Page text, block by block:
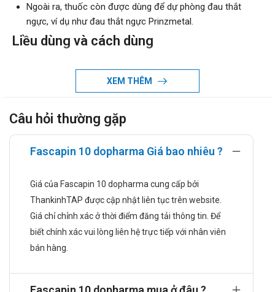
Ngoài ra, thuốc còn được dùng để dự phòng đau thắt
ngực, ví dụ như đau thắt ngực Prinzmetal.
Liều dùng và cách dùng
Đau thắt ngực: Uống 10mg/lần (½ viên) x 3 lần/ngày.
Trong đau thắt ngực Prinzmetal: Uống 10mg/lần (½
viên) x 4 lần/ngày trong đó một lần vào lúc chuẩn bị đi
ngủ.
Cao huyết áp: Uống 10mg/lần (½ viên) x 1-2 lần/ngày.
Điều trị triệu chứng hiện tượng Raynaud: dự phòng
Không dùng thuốc quá 60mg/ngày (3 viên).
Cách dùng: Thuốc dùng đường uống.
Chống chỉ định
Thuốc Fascapin 10 dopharma chống chỉ định dùng trong trường
XEM THÊM
Câu hỏi thường gặp
Fascapin 10 dopharma Giá bao nhiêu ?
Giá của Fascapin 10 dopharma cung cấp bởi
ThankinhTAP được cập nhật liên tục trên website.
Giá chỉ chỉnh xác ở thời điểm đăng tải thông tin. Để
biết chính xác vui lòng liên hệ trực tiếp với nhân viên
bán hàng.